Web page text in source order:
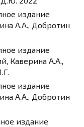
издание
А.А., Добротин
издание
Каверина А.А.,
издание
А.А., Добротин
издание